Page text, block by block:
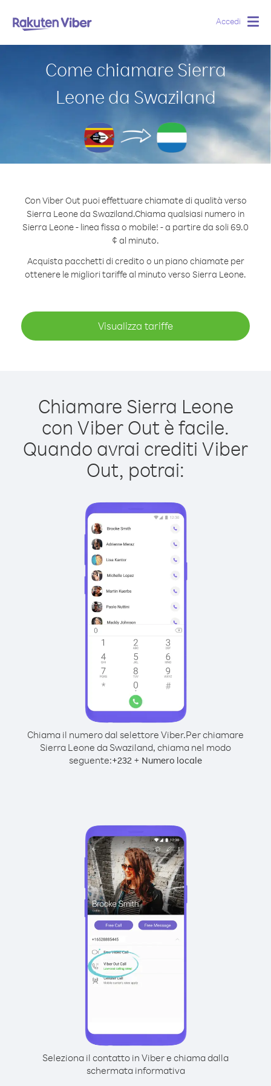
Accedi
Come chiamare Sierra
Leone da Swaziland
Con Viber Out puoi effettuare chiamate di qualità verso
Sierra Leone da Swaziland.Chiama qualsiasi numero in
Sierra Leone - linea fissa o mobile! - a partire da soli 69.0
¢ al minuto.
Acquista pacchetti di credito o un piano chiamate per
ottenere le migliori tariffe al minuto verso Sierra Leone.
Visualizza tariffe
Chiamare Sierra Leone
con Viber Out è facile.
Quando avrai crediti Viber
Out, potrai:
Chiama il numero dal selettore Viber.Per chiamare
Sierra Leone da Swaziland, chiama nel modo
seguente:+232 + Numero locale
Seleziona il contatto in Viber e chiama dalla
schermata informativa